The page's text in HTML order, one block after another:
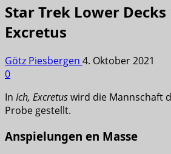
Star Trek Lower Decks
Excretus
Götz Piesbergen 4. Oktober 2021
0
In Ich, Excretuswird die Mannschaft
Probe gestellt.
Anspielungen en Masse